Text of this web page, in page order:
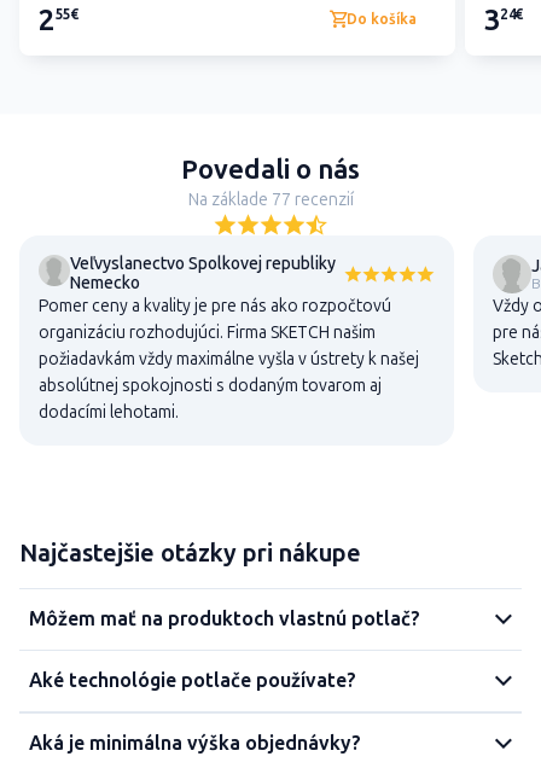
255€ Do košíka 324€
Povedali o nás
Na základe 77 recenzií
Veľvyslanectvo Spolkovej republiky
Nemecko
Pomer ceny a kvality je pre nás ako rozpočtovú
organizáciu rozhodujúci. Firma SKETCH našim
požiadavkám vždy maximálne vyšla v ústrety k našej
absolútnej spokojnosti s dodaným tovarom aj
dodacími lehotami.
Vždy
pre
Najčastejšie otázky pri nákupe
Môžem mať na produktoch vlastnú potlač?
Aké technológie potlače používate?
Aká je minimálna výška objednávky?